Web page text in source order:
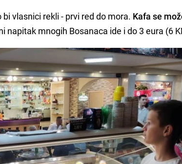
vlasnici rekli - prvi red do mora. Kafa se
napitak mnogih Bosanaca ide i do 3 eura (6